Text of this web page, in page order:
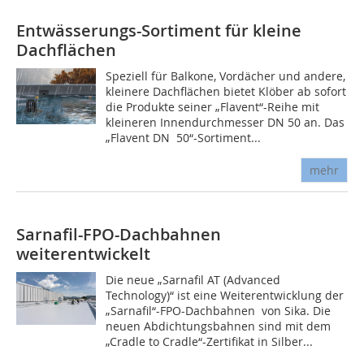
Entwässerungs-Sortiment für kleine
Dachflächen
Speziell für Balkone, Vordächer und andere,
kleinere Dachflächen bietet Klöber ab sofort
die Produkte seiner „Flavent“-Reihe mit
kleineren Innendurchmesser DN 50 an. Das
„Flavent DN 50“-Sortiment...
mehr
Sarnafil-FPO-Dachbahnen
weiterentwickelt
Die neue „Sarnafil AT (Advanced
Technology)“ ist eine Weiterentwicklung der
„Sarnafil“-FPO-Dachbahnen von Sika. Die
neuen Abdichtungsbahnen sind mit dem
„Cradle to Cradle“-Zertifikat in Silber...